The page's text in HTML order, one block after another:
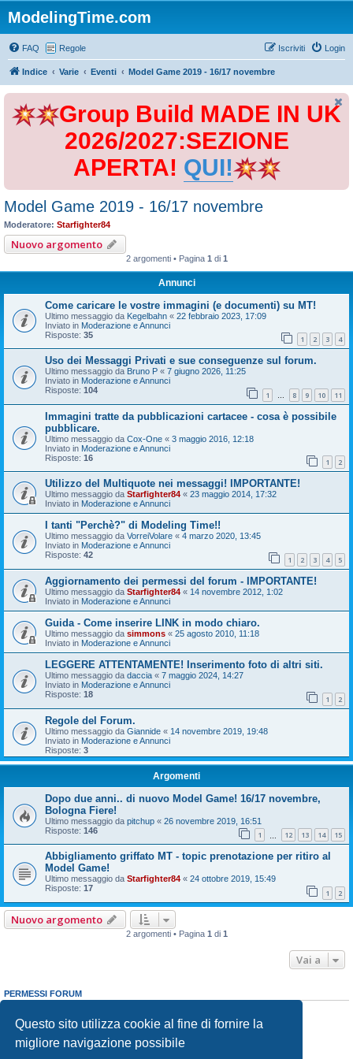
Questo sito utilizza cookie al fine di fornire la
migliore navigazione possibile
ModelingTime.com
FAQ Regole Login
Iscriviti
Indice Varie Eventi Model Game 2019 - 16/17 novembre
Group Build MADE IN UK
2026/2027:SEZIONE
APERTA! QUI!
Model Game 2019 - 16/17 novembre
Moderatore: Starfighter84
Nuovo argomento
2 argomenti • Pagina 1 di 1
Annunci
Come caricare le vostre immagini (e documenti) su MT!
Ultimo messaggio da Kegelbahn « 22 febbraio 2023, 17:09
Inviato in Moderazione e Annunci
Risposte: 35 1 2 3 4
Uso dei Messaggi Privati e sue conseguenze sul forum.
Ultimo messaggio da Bruno P « 7 giugno 2026, 11:25
Inviato in Moderazione e Annunci
Risposte: 104 1 … 8 9 10 11
Immagini tratte da pubblicazioni cartacee - cosa è possibile
pubblicare.
Ultimo messaggio da Cox-One « 3 maggio 2016, 12:18
Inviato in Moderazione e Annunci
Risposte: 16 1 2
Utilizzo del Multiquote nei messaggi! IMPORTANTE!
Ultimo messaggio da Starfighter84 « 23 maggio 2014, 17:32
Inviato in Moderazione e Annunci
I tanti "Perchè?" di Modeling Time!!
Ultimo messaggio da VorreiVolare « 4 marzo 2020, 13:45
Inviato in Moderazione e Annunci
Risposte: 42 1 2 3 4 5
Aggiornamento dei permessi del forum - IMPORTANTE!
Ultimo messaggio da Starfighter84 « 14 novembre 2012, 1:02
Inviato in Moderazione e Annunci
Guida - Come inserire LINK in modo chiaro.
Ultimo messaggio da simmons « 25 agosto 2010, 11:18
Inviato in Moderazione e Annunci
LEGGERE ATTENTAMENTE! Inserimento foto di altri siti.
Ultimo messaggio da daccia « 7 maggio 2024, 14:27
Inviato in Moderazione e Annunci
Risposte: 18 1 2
Regole del Forum.
Ultimo messaggio da Giannide « 14 novembre 2019, 19:48
Inviato in Moderazione e Annunci
Risposte: 3
Argomenti
Dopo due anni.. di nuovo Model Game! 16/17 novembre,
Bologna Fiere!
Ultimo messaggio da pitchup « 26 novembre 2019, 16:51
Risposte: 146 1 12 13 14 15
Abbigliamento griffato MT - topic prenotazione per ritiro al
Model Game!
Ultimo messaggio da Starfighter84 « 24 ottobre 2019, 15:49
Risposte: 17 1 2
Nuovo argomento
2 argomenti • Pagina 1 di 1
Vai a
PERMESSI FORUM
Non puoirispondere negli argomenti
Non puoimodificare i tuoi messaggi
Non puoicancellare i tuoi messaggi
Non puoi
inviare allegati